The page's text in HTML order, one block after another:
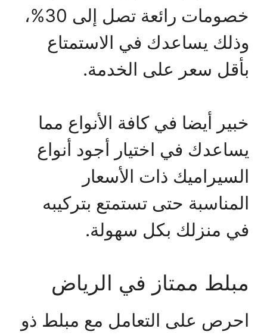
خصومات رائعة تصل إلى 30%،
وذلك يساعدك في الاستمتاع
بأقل سعر على الخدمة.
خبير أيضا في كافة الأنواع مما
يساعدك في اختيار أجود أنواع
السيراميك ذات الأسعار
المناسبة حتى تستمتع بتركيبه
في منزلك بكل سهولة.
مبلط ممتاز في الرياض
احرص على التعامل مع مبلط ذو